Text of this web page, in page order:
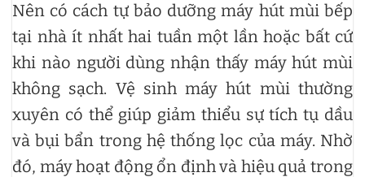
Nên có cách tự bảo dưỡng máy hút mùi bếp
tại nhà ít nhất hai tuần một lần hoặc bất cứ
khi nào người dùng nhận thấy máy hút mùi
không sạch. Vệ sinh máy hút mùi thường
xuyên có thể giúp giảm thiểu sự tích tụ dầu
và bụi bẩn trong hệ thống lọc của máy. Nhờ
đó, máy hoạt động ổn định và hiệu quả trong